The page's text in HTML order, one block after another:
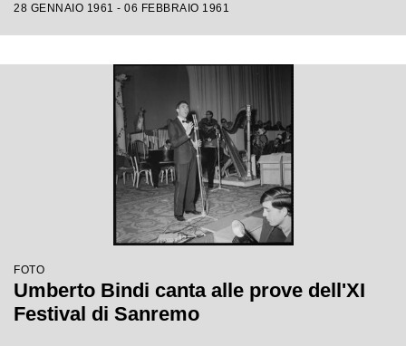
28 GENNAIO 1961 - 06 FEBBRAIO 1961
FOTO
Umberto Bindi canta alle prove dell'XI
Festival di Sanremo